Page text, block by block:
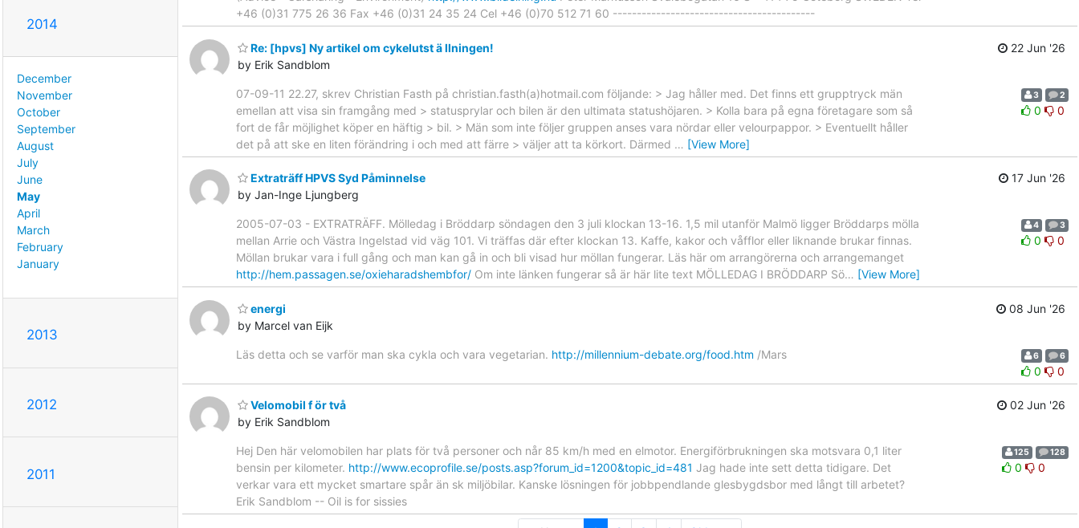
2014
December
November
October
September
August
July
June
May
April
March
February
January
2013
2012
2011
+46 (0)31 775 26 36 Fax +46 (0)31 24 35 24 Cel +46 (0)70 512 71 60 ------------------------------------------
Re: [hpvs] Ny artikel om cykelutst ä llningen!
by Erik Sandblom
22 Jun '26
07-09-11 22.27, skrev Christian Fasth på christian.fasth(a)hotmail.com följande: > Jag håller med. Det finns ett grupptryck män
emellan att visa sin framgång med > statusprylar och bilen är den ultimata statushöjaren. > Kolla bara på egna företagare som så
fort de får möjlighet köper en häftig > bil. > Män som inte följer gruppen anses vara nördar eller velourpappor. > Eventuellt håller
det på att ske en liten förändring i och med att färre > väljer att ta körkort. Därmed … [View More]
3 2
0 0
Extraträff HPVS Syd Påminnelse
by Jan-Inge Ljungberg
17 Jun '26
2005-07-03 - EXTRATRÄFF. Mölledag i Bröddarp söndagen den 3 juli klockan 13-16. 1,5 mil utanför Malmö ligger Bröddarps mölla
mellan Arrie och Västra Ingelstad vid väg 101. Vi träffas där efter klockan 13. Kaffe, kakor och våfflor eller liknande brukar finnas.
Möllan brukar vara i full gång och man kan gå in och bli visad hur möllan fungerar. Läs här om arrangörerna och arrangemanget
http://hem.passagen.se/oxieharadshembfor/ Om inte länken fungerar så är här lite text MÖLLEDAG I BRÖDDARP Sö… [View More]
4 3
0 0
energi
by Marcel van Eijk
08 Jun '26
Läs detta och se varför man ska cykla och vara vegetarian. http://millennium-debate.org/food.htm /Mars 6 6
0 0
Velomobil f ör två
by Erik Sandblom
02 Jun '26
Hej Den här velomobilen har plats för två personer och når 85 km/h med en elmotor. Energiförbrukningen ska motsvara 0,1 liter
bensin per kilometer. http://www.ecoprofile.se/posts.asp?forum_id=1200&topic_id=481 Jag hade inte sett detta tidigare. Det
verkar vara ett mycket smartare spår än sk miljöbilar. Kanske lösningen för jobbpendlande glesbygdsbor med långt till arbetet?
Erik Sandblom -- Oil is for sissies
125 128
0 0